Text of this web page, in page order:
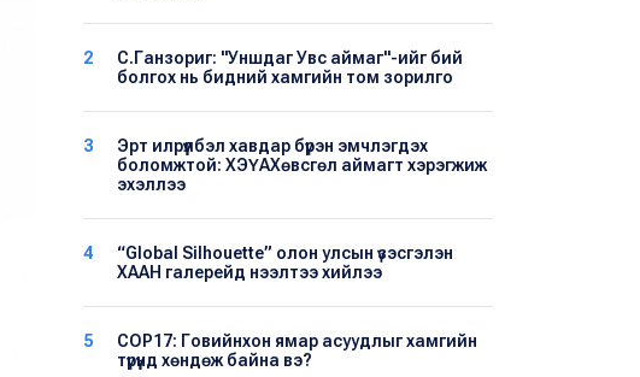
2
С.Ганзориг: "Уншдаг Увс аймаг"-ийг бий
болгох нь бидний хамгийн том зорилго
3
Эрт илрүүлбэл хавдар бүрэн эмчлэгдэх
боломжтой: ХЭҮА​Хөвсгөл аймагт хэрэгжиж
эхэллээ
4
“Global Silhouette” олон улсын үзэсгэлэн
ХААН галерейд нээлтээ хийлээ
5
COP17: Говийнхон ямар асуудлыг хамгийн
түрүүнд хөндөж байна вэ?